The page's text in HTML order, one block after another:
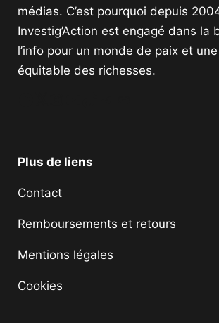
médias. C’est pourquoi depuis
Investig’Action est engagé dans la
l’info pour un monde de paix et
équitable des richesses.
Plus de liens
Contact
Remboursements et retours
Mentions légales
Cookies